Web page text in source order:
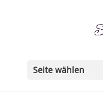
Seite wählen